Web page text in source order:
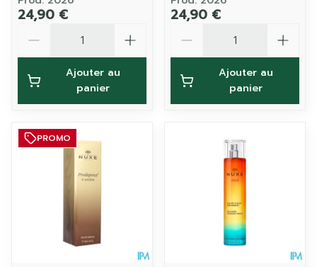
24,90 €
Ajouter au
panier
24,90 €
Ajouter au
panier
PROMO